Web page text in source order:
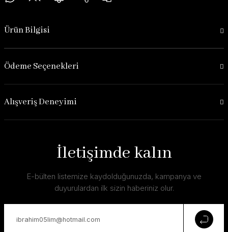
Ürün Bilgisi
Ödeme Seçenekleri
Alışveriş Deneyimi
İletişimde kalın
E-bülten listemize kaydolduğunuzda, kampanya ve
duyurulardan ilk sizin haberiniz olur.